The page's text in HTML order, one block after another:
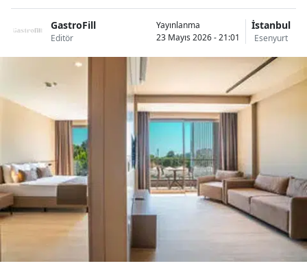
GastroFill
Editör
Yayınlanma
23 Mayıs 2026 - 21:01
İstanbul
Esenyurt